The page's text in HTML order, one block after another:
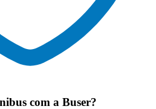
com a Buser?